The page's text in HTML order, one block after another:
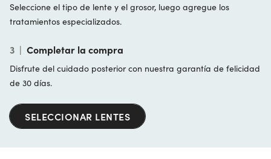
Seleccione el tipo de lente y el grosor, luego agregue los
tratamientos especializados.
3 | Completar la compra
Disfrute del cuidado posterior con nuestra garantía de felicidad
de 30 días.
SELECCIONAR LENTES